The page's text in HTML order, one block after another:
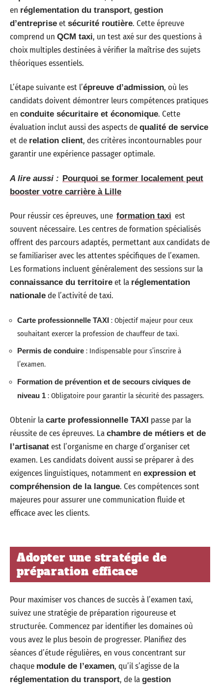
en réglementation du transport, gestion
d’entreprise et sécurité routière. Cette épreuve
comprend un QCM taxi, un test axé sur des questions à
choix multiples destinées à vérifier la maîtrise des sujets
théoriques essentiels.
L’étape suivante est l’épreuve d’admission, où les
candidats doivent démontrer leurs compétences pratiques
en conduite sécuritaire et économique. Cette
évaluation inclut aussi des aspects de qualité de service
et de relation client, des critères incontournables pour
garantir une expérience passager optimale.
A lire aussi : Pourquoi se former localement peut
booster votre carrière à Lille
Pour réussir ces épreuves, une formation taxi est
souvent nécessaire. Les centres de formation spécialisés
offrent des parcours adaptés, permettant aux candidats de
se familiariser avec les attentes spécifiques de l’examen.
Les formations incluent généralement des sessions sur la
connaissance du territoire et la réglementation
nationale de l’activité de taxi.
Carte professionnelle TAXI : Objectif majeur pour ceux
souhaitant exercer la profession de chauffeur de taxi.
Permis de conduire : Indispensable pour s’inscrire à
l’examen.
Formation de prévention et de secours civiques de
niveau 1 : Obligatoire pour garantir la sécurité des passagers.
Obtenir la carte professionnelle TAXI passe par la
réussite de ces épreuves. La chambre de métiers et de
l’artisanat est l’organisme en charge d’organiser cet
examen. Les candidats doivent aussi se préparer à des
exigences linguistiques, notamment en expression et
compréhension de la langue. Ces compétences sont
majeures pour assurer une communication fluide et
efficace avec les clients.
Adopter une stratégie de
préparation efficace
Pour maximiser vos chances de succès à l’examen taxi,
suivez une stratégie de préparation rigoureuse et
structurée. Commencez par identifier les domaines où
vous avez le plus besoin de progresser. Planifiez des
séances d’étude régulières, en vous concentrant sur
chaque module de l’examen, qu’il s’agisse de la
réglementation du transport, de la gestion